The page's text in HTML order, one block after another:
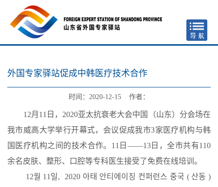
外国专家驿站促成中韩医疗技术合作
时间：2020-12-15 作者：
12月11日，2020亚太抗衰老大会中国（山东）分会场在
我市威高大学举行开幕式，会议促成我市3家医疗机构与韩
国医疗机构之间的技术合作。11日——13日，全市共有110
余名皮肤、整形、口腔等专科医生接受了免费在线培训。
12월 11일, 2020 아태 안티에이징 컨퍼런스 중국 ( 산동 )